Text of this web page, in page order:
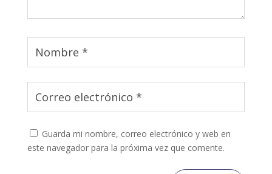
Guarda mi nombre, correo electrónico y web en
este navegador para la próxima vez que comente.